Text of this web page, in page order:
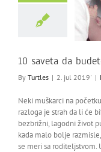
10 saveta da
By Turtles | 2. jul 2019' |
Neki muškarci na
razloga je strah da li će
bezbrižni, lagodni život
kada malo bolje
se meri sa roditeljstvom.